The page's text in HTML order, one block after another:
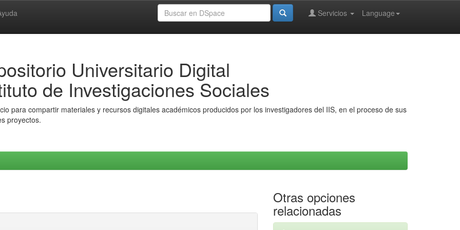
Language
Servicios
Universitario Digital
de Investigaciones Sociales
para compartir materiales y recursos digitales académicos producidos por los investigadores del IIS, en el proceso de sus
proyectos.
Otras opciones
relacionadas